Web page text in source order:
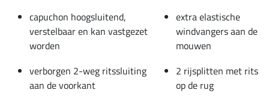
capuchon hoogsluitend,
verstelbaar en kan vastgezet
worden
extra elastische
windvangers aan de
mouwen
verborgen 2-weg ritssluiting
aan de voorkant
2 rijsplitten met rits
op de rug